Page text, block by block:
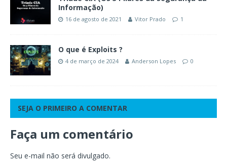
Informação)
16 de agosto de 2021 Vitor Prado 1
O que é Exploits ?
4 de março de 2024 Anderson Lopes 0
SEJA O PRIMEIRO A COMENTAR
Faça um comentário
Seu e-mail não será divulgado.